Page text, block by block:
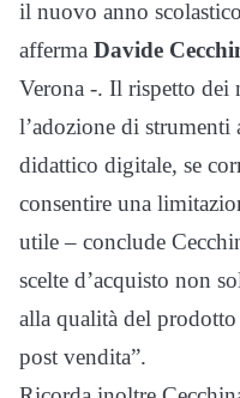
il nuovo anno
afferma Davide
Verona -. Il rispetto dei
l’adozione di strumenti
didattico digitale, se
consentire una
utile – conclude
scelte d’acquisto non
alla qualità del
post vendita”.